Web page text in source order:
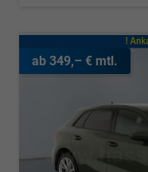
ab 349,– € mtl.